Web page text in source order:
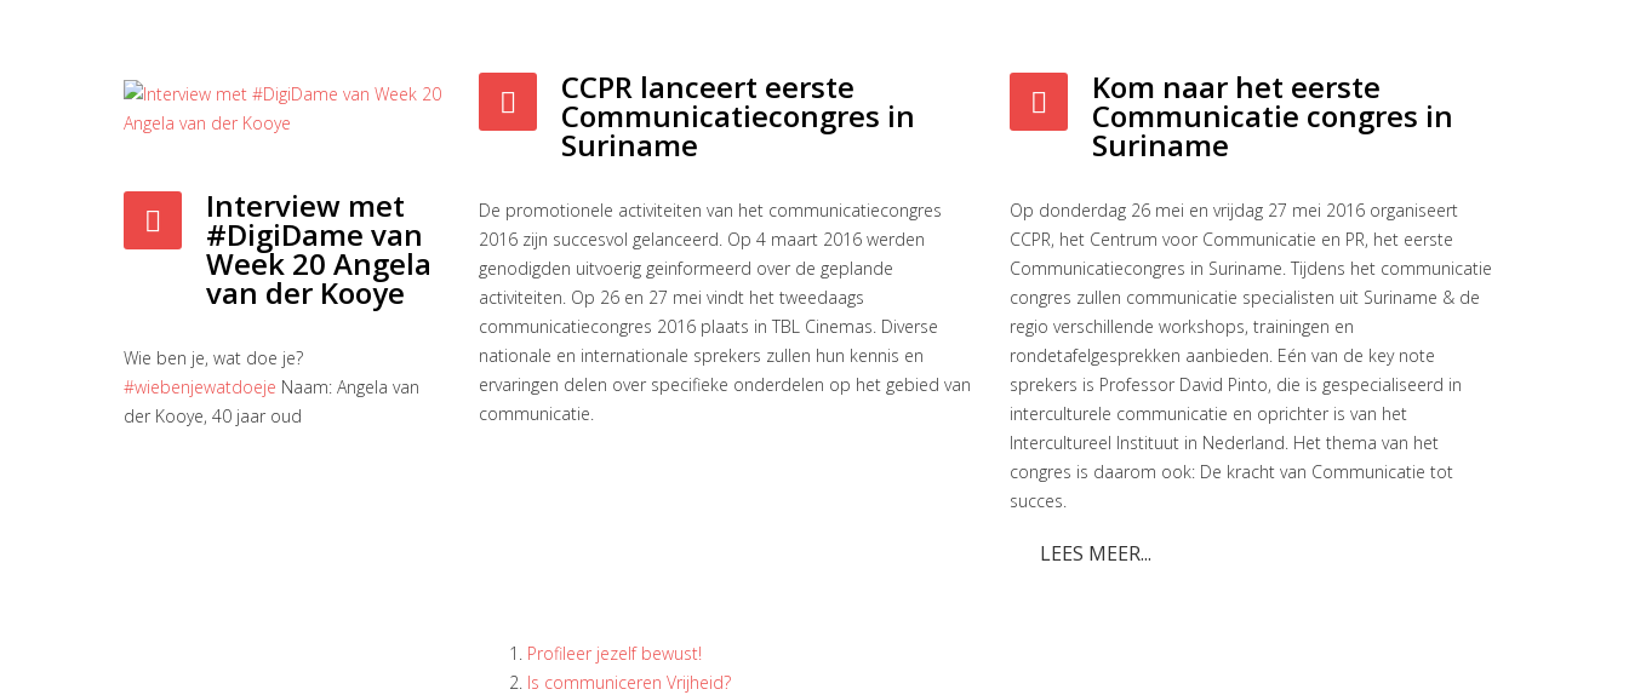
Interview met
#DigiDame van
Week 20 Angela
van der Kooye
Wie ben je, wat doe je?
#wiebenjewatdoeje Naam: Angela van
der Kooye, 40 jaar oud
CCPR lanceert eerste
Communicatiecongres in
Suriname
De promotionele activiteiten van het communicatiecongres
2016 zijn succesvol gelanceerd. Op 4 maart 2016 werden
genodigden uitvoerig geinformeerd over de geplande
activiteiten. Op 26 en 27 mei vindt het tweedaags
communicatiecongres 2016 plaats in TBL Cinemas. Diverse
nationale en internationale sprekers zullen hun kennis en
ervaringen delen over specifieke onderdelen op het gebied van
communicatie.
Kom naar het eerste
Communicatie congres in
Suriname
Op donderdag 26 mei en vrijdag 27 mei 2016 organiseert
CCPR, het Centrum voor Communicatie en PR, het eerste
Communicatiecongres in Suriname. Tijdens het communicatie
congres zullen communicatie specialisten uit Suriname & de
regio verschillende workshops, trainingen en
rondetafelgesprekken aanbieden. Eén van de key note
sprekers is Professor David Pinto, die is gespecialiseerd in
interculturele communicatie en oprichter is van het
Intercultureel Instituut in Nederland. Het thema van het
congres is daarom ook: De kracht van Communicatie tot
succes.
LEES MEER...
Profileer jezelf bewust!
Is communiceren Vrijheid?